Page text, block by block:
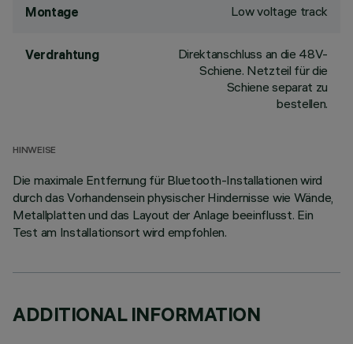
Montage Low voltage track
Verdrahtung
Direktanschluss an die 48V-
Schiene. Netzteil für die
Schiene separat zu
bestellen.
HINWEISE
Die maximale Entfernung für Bluetooth-Installationen wird
durch das Vorhandensein physischer Hindernisse wie Wände,
Metallplatten und das Layout der Anlage beeinflusst. Ein
Test am Installationsort wird empfohlen.
ADDITIONAL INFORMATION